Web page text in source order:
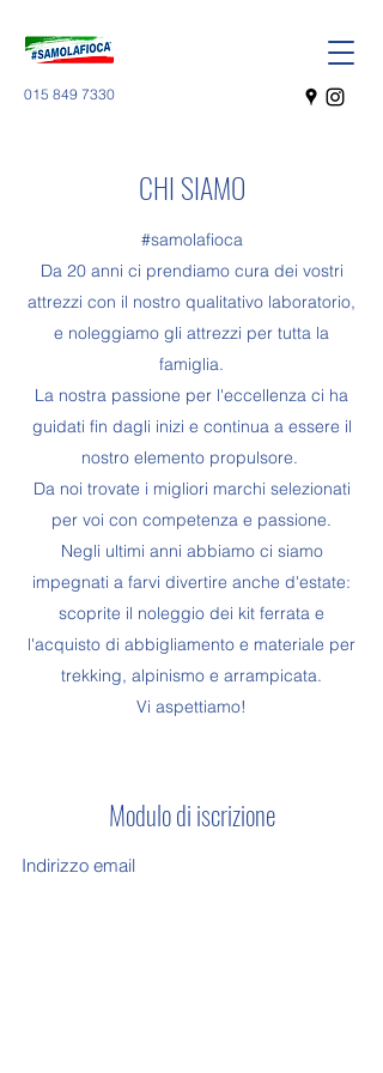
015 849 7330
CHI SIAMO
#samolafioca
Da 20 anni ci prendiamo cura dei vostri
attrezzi con il nostro qualitativo laboratorio,
e noleggiamo gli attrezzi per tutta la
famiglia.
La nostra passione per l'eccellenza ci ha
guidati fin dagli inizi e continua a essere il
nostro elemento propulsore.
Da noi trovate i migliori marchi selezionati
per voi con competenza e passione.
Negli ultimi anni abbiamo ci siamo
impegnati a farvi divertire anche d'estate:
scoprite il noleggio dei kit ferrata e
l'acquisto di abbigliamento e materiale per
trekking, alpinismo e arrampicata.
Vi aspettiamo!
Modulo di iscrizione